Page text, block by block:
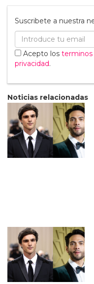
Suscribete a nuestra
Acepto los terminos
privacidad.
Noticias relacionadas